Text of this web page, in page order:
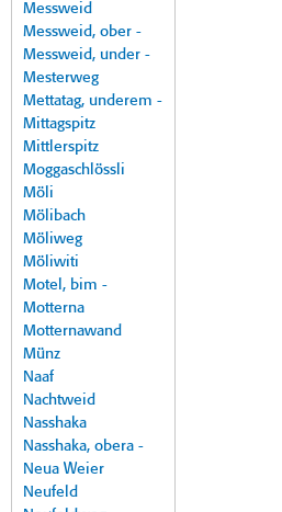
Messweid
Messweid, ober -
Messweid, under -
Mesterweg
Mettatag, underem -
Mittagspitz
Mittlerspitz
Moggaschlössli
Möli
Mölibach
Möliweg
Möliwiti
Motel, bim -
Motterna
Motternawand
Münz
Naaf
Nachtweid
Nasshaka
Nasshaka, obera -
Neua Weier
Neufeld